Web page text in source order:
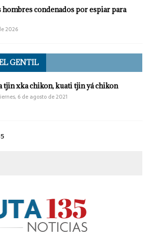
hombres condenados por espiar para
2026
GENTIL
tjin xka chikon, kuati tjin yá chikon
6 de agosto de 2021